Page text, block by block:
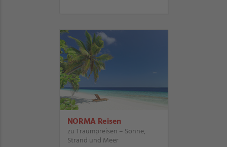
NORMA Reisen
zu Traumpreisen – Sonne,
Strand und Meer